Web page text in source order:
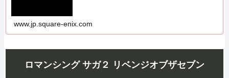
www.jp.square-enix.com
ロマンシング サガ２ リベンジオブザセブン